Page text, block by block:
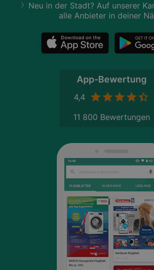
Neu in der Stadt? Auf unserer
alle Anbieter in deiner
App-Bewertung
4,4
11 800 Bewertungen